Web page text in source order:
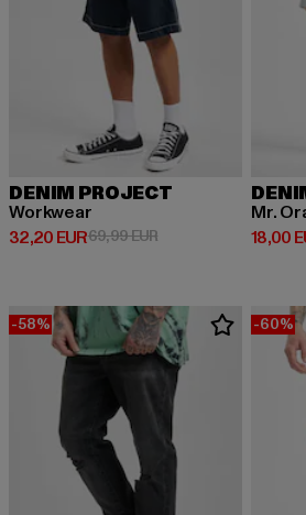
DENIM PROJECT
Workwear
32,20 EUR
Derzeitiger Preis: 32,20 EUR
69,99 EURAktionspreis: 69,99
Mr.
18,00
-58% -60%